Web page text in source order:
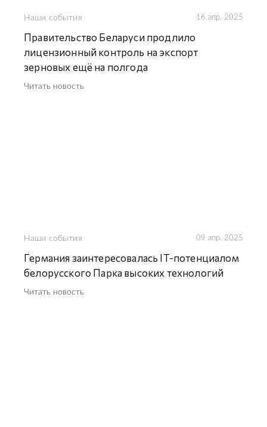
Наши события 16 апр. 2025
Правительство Беларуси продлило
лицензионный контроль на экспорт
зерновых ещё на полгода
Читать новость
Наши события 09 апр. 2025
Германия заинтересовалась IT-потенциалом
белорусского Парка высоких технологий
Читать новость